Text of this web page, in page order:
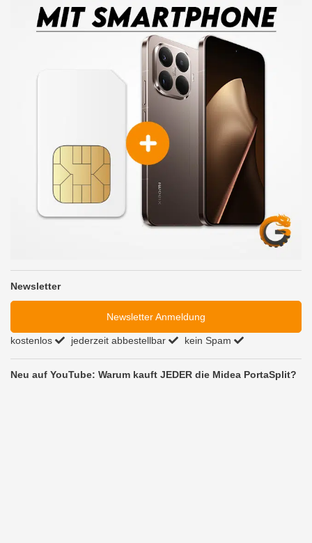
Newsletter
Newsletter Anmeldung
kostenlos jederzeit abbestellbar kein Spam
Neu auf YouTube: Warum kauft JEDER die Midea PortaSplit?